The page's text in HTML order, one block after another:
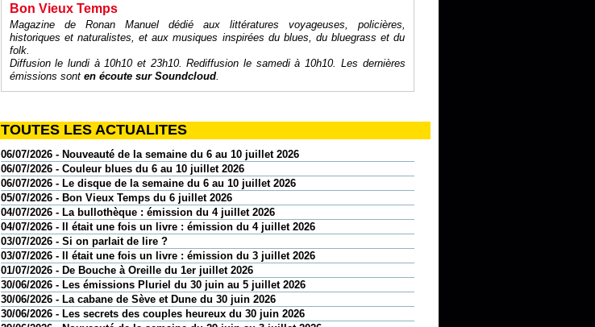
Bon Vieux Temps
Magazine de Ronan Manuel dédié aux littératures voyageuses, policières,
historiques et naturalistes, et aux musiques inspirées du blues, du bluegrass et du
folk.
Diffusion le lundi à 10h10 et 23h10. Rediffusion le samedi à 10h10. Les dernières
émissions sont en écoute sur Soundcloud.
TOUTES LES ACTUALITES
06/07/2026 - Nouveauté de la semaine du 6 au 10 juillet 2026
06/07/2026 - Couleur blues du 6 au 10 juillet 2026
06/07/2026 - Le disque de la semaine du 6 au 10 juillet 2026
05/07/2026 - Bon Vieux Temps du 6 juillet 2026
04/07/2026 - La bullothèque : émission du 4 juillet 2026
04/07/2026 - Il était une fois un livre : émission du 4 juillet 2026
03/07/2026 - Si on parlait de lire ?
03/07/2026 - Il était une fois un livre : émission du 3 juillet 2026
01/07/2026 - De Bouche à Oreille du 1er juillet 2026
30/06/2026 - Les émissions Pluriel du 30 juin au 5 juillet 2026
30/06/2026 - La cabane de Sève et Dune du 30 juin 2026
30/06/2026 - Les secrets des couples heureux du 30 juin 2026